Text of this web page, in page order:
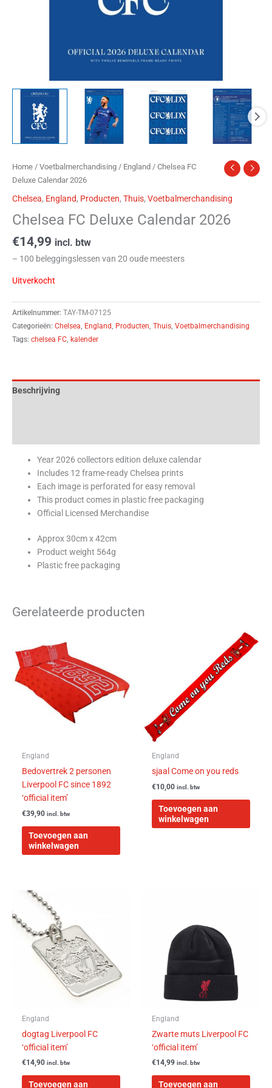
Home / Voetbalmerchandising / England / Chelsea FC
Deluxe Calendar 2026
Chelsea, England, Producten, Thuis, Voetbalmerchandising
Chelsea FC Deluxe Calendar 2026
€14,99 incl. btw
– 100 beleggingslessen van 20 oude meesters
Uitverkocht
Artikelnummer: TAY-TM-07125
Categorieën: Chelsea, England, Producten, Thuis, Voetbalmerchandising
Tags: chelsea FC, kalender
Beschrijving
Year 2026 collectors edition deluxe calendar
Includes 12 frame-ready Chelsea prints
Each image is perforated for easy removal
This product comes in plastic free packaging
Official Licensed Merchandise
Approx 30cm x 42cm
Product weight 564g
Plastic free packaging
Gerelateerde producten
England
Bedovertrek 2 personen
Liverpool FC since 1892
‘official item’
€39,90 incl. btw
Toevoegen aan
winkelwagen
England
sjaal Come on you reds
€10,00 incl. btw
Toevoegen aan
winkelwagen
England
dogtag Liverpool FC
‘official item’
€14,90 incl. btw
Toevoegen aan
England
Zwarte muts Liverpool FC
‘official item’
€14,99 incl. btw
Toevoegen aan